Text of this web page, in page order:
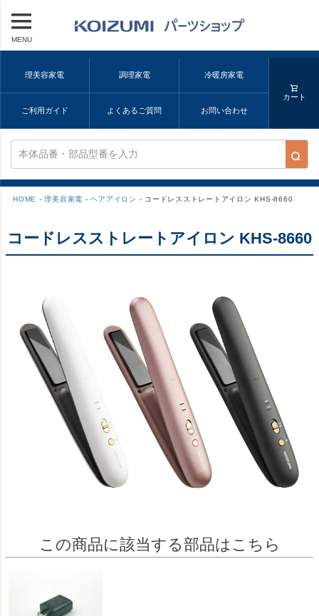
MENU
理美容家電 調理家電 冷暖房家電
ご利用ガイド よくあるご質問 お問い合わせ
カート
HOME 理美容家電 ヘアアイロン コードレスストレートアイロン KHS-8660
コードレスストレートアイロン KHS-8660
この商品に該当する部品はこちら